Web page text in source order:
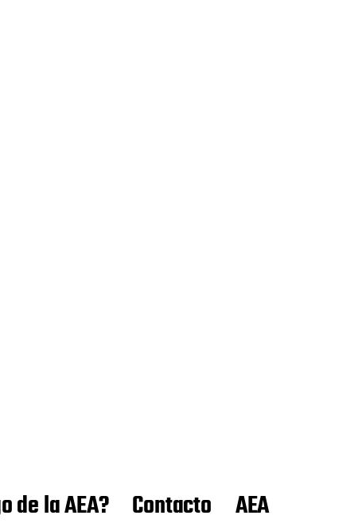
de la AEA? Contacto
AEA